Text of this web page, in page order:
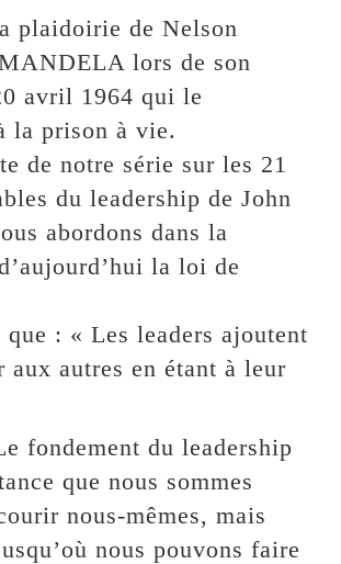
plaidoirie de Nelson
lors de son
avril 1964 qui le
la prison à vie.
de notre série sur les 21
du leadership de John
abordons dans la
la loi de
: « Les leaders ajoutent
aux autres en étant à leur
fondement du leadership
que nous sommes
nous-mêmes, mais
nous pouvons faire